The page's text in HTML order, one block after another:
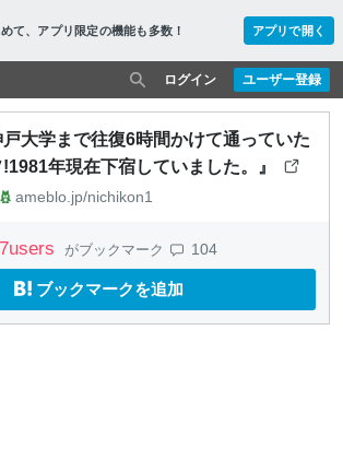
て、 アプリ限定の機能も多数！ アプリで開く
ユーザー登録
ログイン
戸大学まで往復6時間かけて通っていた
年現在下宿していました。』
ameblo.jp/nichikon1
users がブックマーク 104
ブックマークを追加